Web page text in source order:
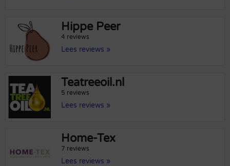
Hippe Peer
4 reviews
Lees reviews »
Teatreeoil.nl
5 reviews
Lees reviews »
Home-Tex
7 reviews
Lees reviews »